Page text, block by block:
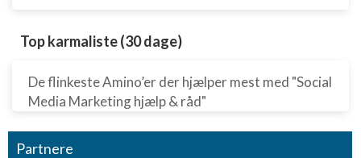
Top karmaliste (30 dage)
De flinkeste Amino’er der hjælper mest med "Social
Media Marketing hjælp & råd"
Partnere